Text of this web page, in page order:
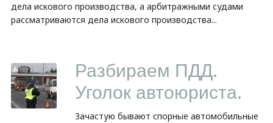
дела искового производства, а арбитражными судами
рассматриваются дела искового производства...
Разбираем ПДД.
Уголок автоюриста.
Зачастую бывают спорные автомобильные